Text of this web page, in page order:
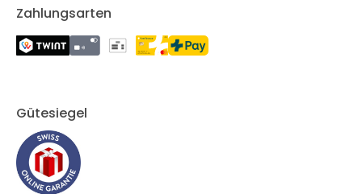
Zahlungsarten
Gütesiegel